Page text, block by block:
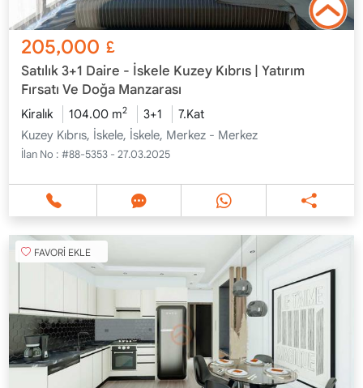
205,000 £
Satılık 3+1 Daire - İskele Kuzey Kıbrıs | Yatırım
Fırsatı Ve Doğa Manzarası
Kiralık 104.00 m2 3+1
7.Kat
Kuzey Kıbrıs, İskele, İskele, Merkez - Merkez
İlan No : #88-5353 - 27.03.2025
FAVORİ EKLE